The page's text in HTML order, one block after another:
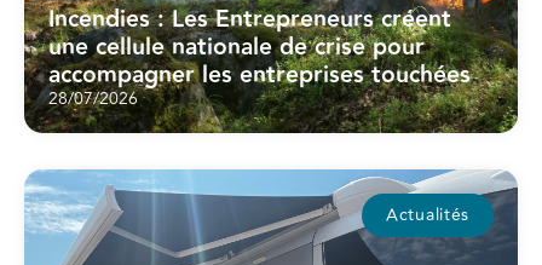
Incendies : Les Entrepreneurs créent
une cellule nationale de crise pour
accompagner les entreprises touchées
28/07/2026
Actualités